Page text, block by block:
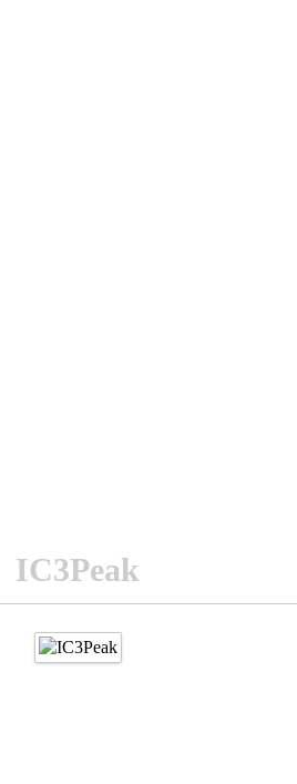
IC3Peak